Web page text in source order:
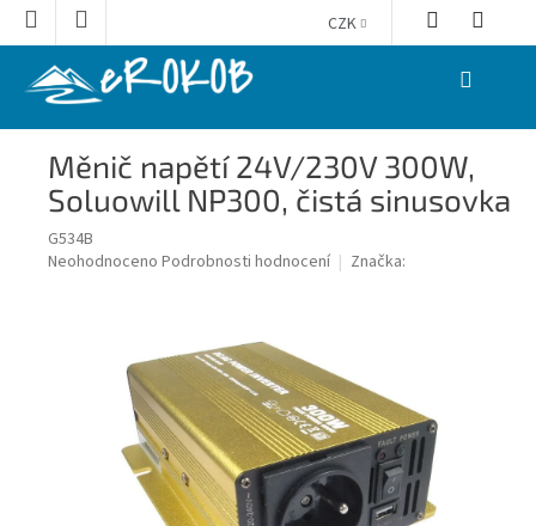
Přejít
CZK
NÁKUPNÍ
Měnič napětí 24V/230V 300W,
Soluowill NP300, čistá sinusovka
G534B
Průměrné
Neohodnoceno Podrobnosti hodnocení Značka: